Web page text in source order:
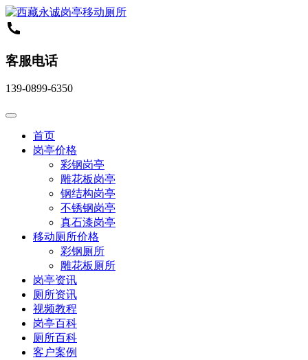
客服电话
139-0899-6350
首页
岗亭价格
彩钢岗亭
雕花板岗亭
钢结构岗亭
不锈钢岗亭
真石漆岗亭
移动厕所价格
彩钢厕所
雕花板厕所
岗亭资讯
厕所资讯
视频教程
岗亭百科
厕所百科
客户案例